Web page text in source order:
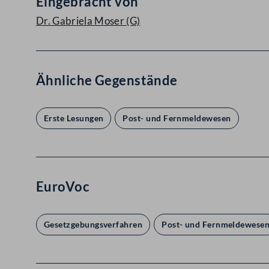
Dr. Gabriela Moser(G)
Ähnliche Gegenstände
Erste Lesungen Post- und Fernmeldewesen
EuroVoc
Gesetzgebungsverfahren Post- und